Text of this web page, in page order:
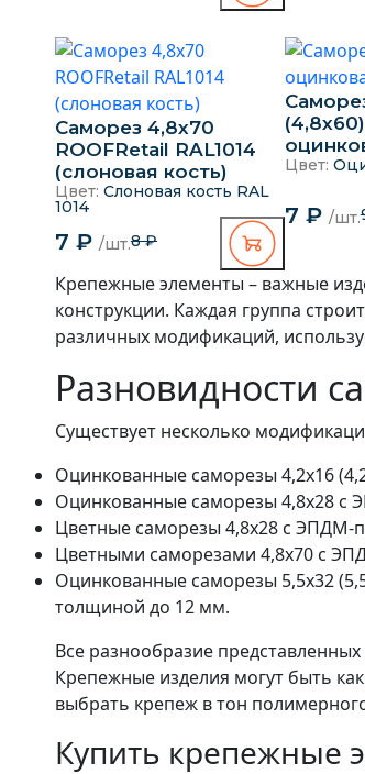
Крепежные элементы – важные
конструкции. Каждая группа
различных модификаций,
Разновидности
Существует несколько
Оцинкованные саморезы 4,2х16
Оцинкованные саморезы 4,8х28 с
Цветные саморезы 4,8х28 с ЭПДМ-
Цветными саморезами 4,8х70 с
Оцинкованные саморезы 5,5х32
толщиной до 12 мм.
Все разнообразие
Крепежные изделия могут быть
выбрать крепеж в тон
Купить крепежные
Саморез 4,8х70
ROOFRetail RAL1014
(слоновая кость)
Цвет: Слоновая кость RAL
1014
7 ₽ /шт.8 ₽
(4,8х60)
Цвет:
7 ₽ /шт.